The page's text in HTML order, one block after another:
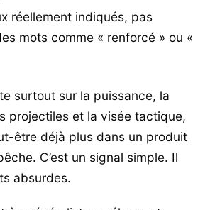
réellement indiqués, pas
mots comme « renforcé » ou «
surtout sur la puissance, la
projectiles et la visée tactique,
être déjà plus dans un produit
C’est un signal simple. Il
absurdes.